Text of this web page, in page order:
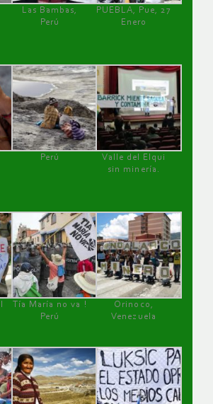
Las Bambas,
Perú
PUEBLA, Pue, 27
Enero
Perú
Valle del Elqui
sin minería.
Tía María no va !
Perú
Orinoco,
Venezuela